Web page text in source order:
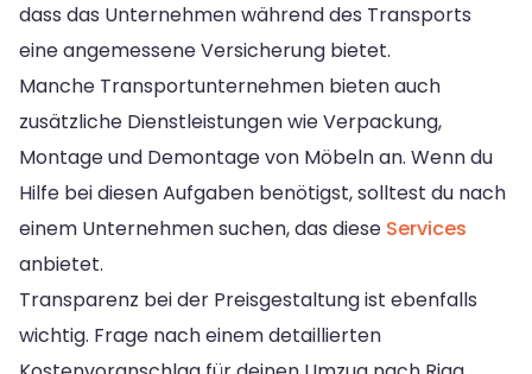
dass das Unternehmen während des Transports
eine angemessene Versicherung bietet.
Manche Transportunternehmen bieten auch
zusätzliche Dienstleistungen wie Verpackung,
Montage und Demontage von Möbeln an. Wenn du
Hilfe bei diesen Aufgaben benötigst, solltest du nach
einem Unternehmen suchen, das diese Services
anbietet.
Transparenz bei der Preisgestaltung ist ebenfalls
wichtig. Frage nach einem detaillierten